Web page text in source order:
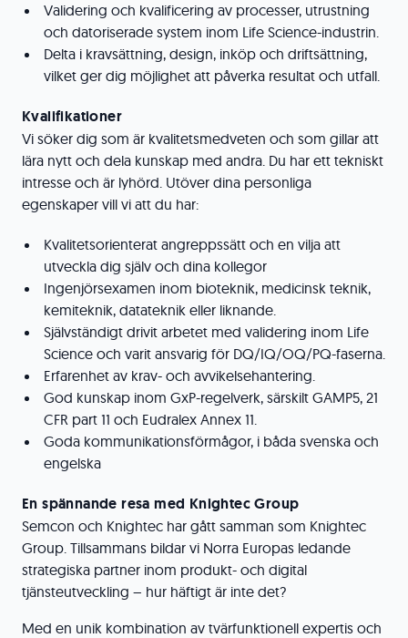
Validering och kvalificering av processer, utrustning
och datoriserade system inom Life Science-industrin.
Delta i kravsättning, design, inköp och driftsättning,
vilket ger dig möjlighet att påverka resultat och utfall.
Kvalifikationer
Vi söker dig som är kvalitetsmedveten och som gillar att
lära nytt och dela kunskap med andra. Du har ett tekniskt
intresse och är lyhörd. Utöver dina personliga
egenskaper vill vi att du har:
Kvalitetsorienterat angreppssätt och en vilja att
utveckla dig själv och dina kollegor
Ingenjörsexamen inom bioteknik, medicinsk teknik,
kemiteknik, datateknik eller liknande.
Självständigt drivit arbetet med validering inom Life
Science och varit ansvarig för DQ/IQ/OQ/PQ-faserna.
Erfarenhet av krav- och avvikelsehantering.
God kunskap inom GxP-regelverk, särskilt GAMP5, 21
CFR part 11 och Eudralex Annex 11.
Goda kommunikationsförmågor, i båda svenska och
engelska
En spännande resa med Knightec Group
Semcon och Knightec har gått samman som Knightec
Group. Tillsammans bildar vi Norra Europas ledande
strategiska partner inom produkt- och digital
tjänsteutveckling – hur häftigt är inte det?
Med en unik kombination av tvärfunktionell expertis och